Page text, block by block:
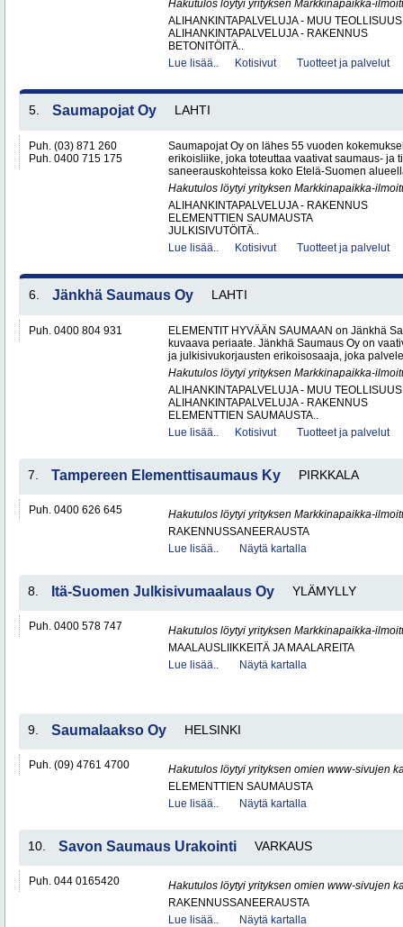
Hakutulos löytyi yrityksen Markkinapaikka-
ALIHANKINTAPALVELUJA - MUU TEOLLISUUS
ALIHANKINTAPALVELUJA - RAKENNUS
BETONITÖITÄ..
Lue lisää..
Kotisivut Tuotteet ja palvelut
5. Saumapojat Oy LAHTI
Puh. (03) 871 260
Puh. 0400 715 175
Saumapojat Oy on lähes 55 vuoden
erikoisliike, joka toteuttaa vaativat saumaus- ja
saneerauskohteissa koko Etelä-Suomen
Hakutulos löytyi yrityksen Markkinapaikka-
ALIHANKINTAPALVELUJA - RAKENNUS
ELEMENTTIEN SAUMAUSTA
JULKISIVUTÖITÄ..
Lue lisää..
Kotisivut Tuotteet ja palvelut
6. Jänkhä Saumaus Oy LAHTI
Puh. 0400 804 931
ELEMENTIT HYVÄÄN SAUMAAN on Jänkhä
kuvaava periaate. Jänkhä Saumaus Oy on
ja julkisivukorjausten erikoisosaaja, joka
Hakutulos löytyi yrityksen Markkinapaikka-
ALIHANKINTAPALVELUJA - MUU TEOLLISUUS
ALIHANKINTAPALVELUJA - RAKENNUS
ELEMENTTIEN SAUMAUSTA..
Lue lisää..
Kotisivut Tuotteet ja palvelut
7. Tampereen Elementtisaumaus Ky PIRKKALA
Puh. 0400 626 645
Hakutulos löytyi yrityksen Markkinapaikka-
RAKENNUSSANEERAUSTA
Lue lisää..
Näytä kartalla
8. Itä-Suomen Julkisivumaalaus Oy YLÄMYLLY
Puh. 0400 578 747
Hakutulos löytyi yrityksen Markkinapaikka-
MAALAUSLIIKKEITÄ JA MAALAREITA
Lue lisää..
Näytä kartalla
9. Saumalaakso Oy HELSINKI
Puh. (09) 4761 4700
Hakutulos löytyi yrityksen omien www-sivujen
ELEMENTTIEN SAUMAUSTA
Lue lisää..
Näytä kartalla
10. Savon Saumaus Urakointi VARKAUS
Puh. 044 0165420
Hakutulos löytyi yrityksen omien www-sivujen
RAKENNUSSANEERAUSTA
Lue lisää..
Näytä kartalla